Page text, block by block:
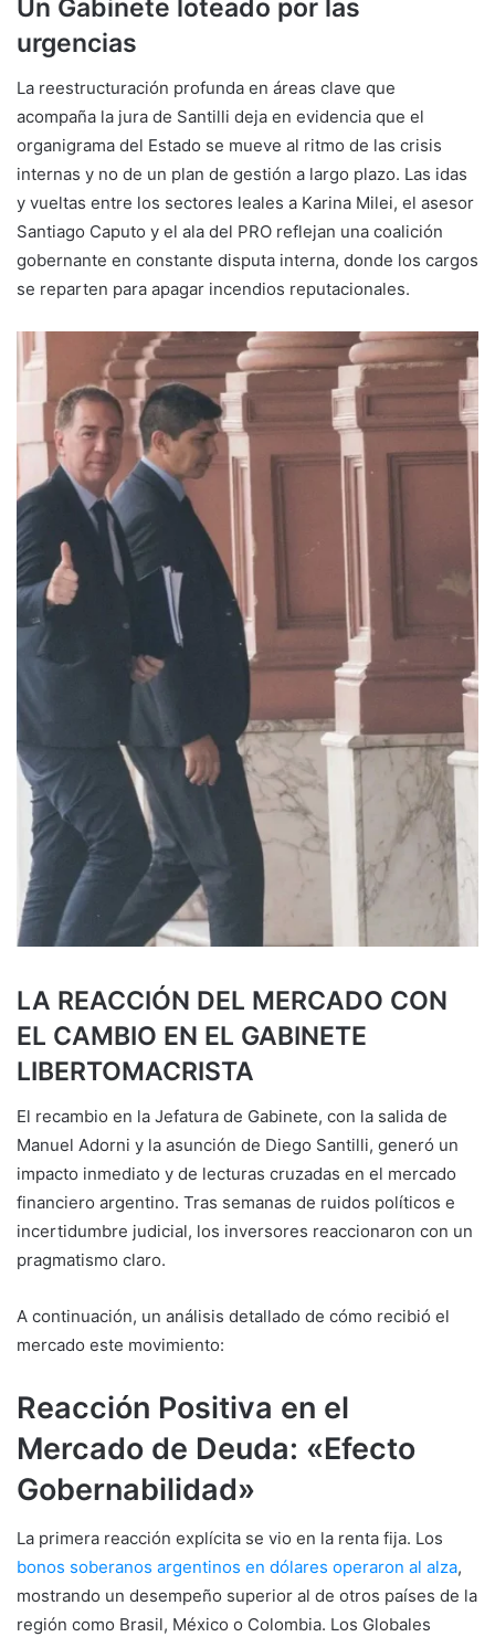
Un Gabinete loteado por las
urgencias
La reestructuración profunda en áreas clave que
acompaña la jura de Santilli deja en evidencia que el
organigrama del Estado se mueve al ritmo de las crisis
internas y no de un plan de gestión a largo plazo. Las idas
y vueltas entre los sectores leales a Karina Milei, el asesor
Santiago Caputo y el ala del PRO reflejan una coalición
gobernante en constante disputa interna, donde los cargos
se reparten para apagar incendios reputacionales.
LA REACCIÓN DEL MERCADO CON
EL CAMBIO EN EL GABINETE
LIBERTOMACRISTA
El recambio en la Jefatura de Gabinete, con la salida de
Manuel Adorni y la asunción de Diego Santilli, generó un
impacto inmediato y de lecturas cruzadas en el mercado
financiero argentino. Tras semanas de ruidos políticos e
incertidumbre judicial, los inversores reaccionaron con un
pragmatismo claro.
A continuación, un análisis detallado de cómo recibió el
mercado este movimiento:
Reacción Positiva en el
Mercado de Deuda: «Efecto
Gobernabilidad»
La primera reacción explícita se vio en la renta fija. Los
bonos soberanos argentinos en dólares operaron al alza,
mostrando un desempeño superior al de otros países de la
región como Brasil, México o Colombia. Los Globales